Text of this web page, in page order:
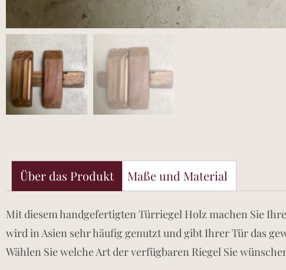
Über das Produkt Maße und Material
Mit diesem handgefertigten Türriegel Holz machen Sie
wird in Asien sehr häufig genutzt und gibt Ihrer Tür das
Wählen Sie welche Art der verfügbaren Riegel Sie